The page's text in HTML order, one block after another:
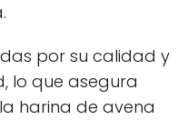
por su calidad y
lo que asegura
harina de avena